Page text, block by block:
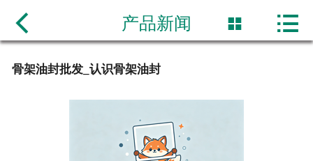
网站首页
 产品新闻  
骨架油封批发_认识骨架油封